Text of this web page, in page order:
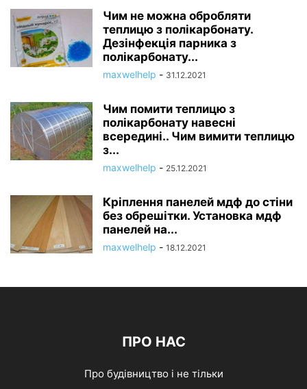
Чим не можна обробляти
теплицю з полікарбонату.
Дезінфекція парника з
полікарбонату...
maxwelhelp - 31.12.2021
Чим помити теплицю з
полікарбонату навесні
всередині.. Чим вимити теплицю
з...
maxwelhelp - 25.12.2021
Кріплення панелей мдф до стіни
без обрешітки. Установка мдф
панелей на...
maxwelhelp - 18.12.2021
ПРО НАС
Про будівництво і не тільки